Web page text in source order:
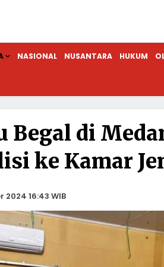
NASIONAL NUSANTARA HUKUM
Begal di
ke Kamar
2024 16:43 WIB